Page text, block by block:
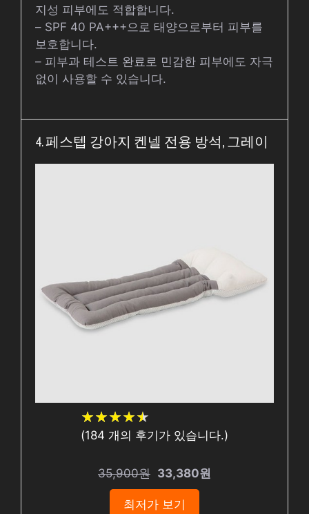
지성 피부에도 적합합니다.
– SPF 40 PA+++으로 태양으로부터 피부를
보호합니다.
– 피부과 테스트 완료로 민감한 피부에도 자극
없이 사용할 수 있습니다.
4. 페스텝 강아지 켄넬 전용 방석, 그레이
★★★★★
★★★★★
(184 개의 후기가 있습니다.)
35,900원 33,380원
최저가 보기